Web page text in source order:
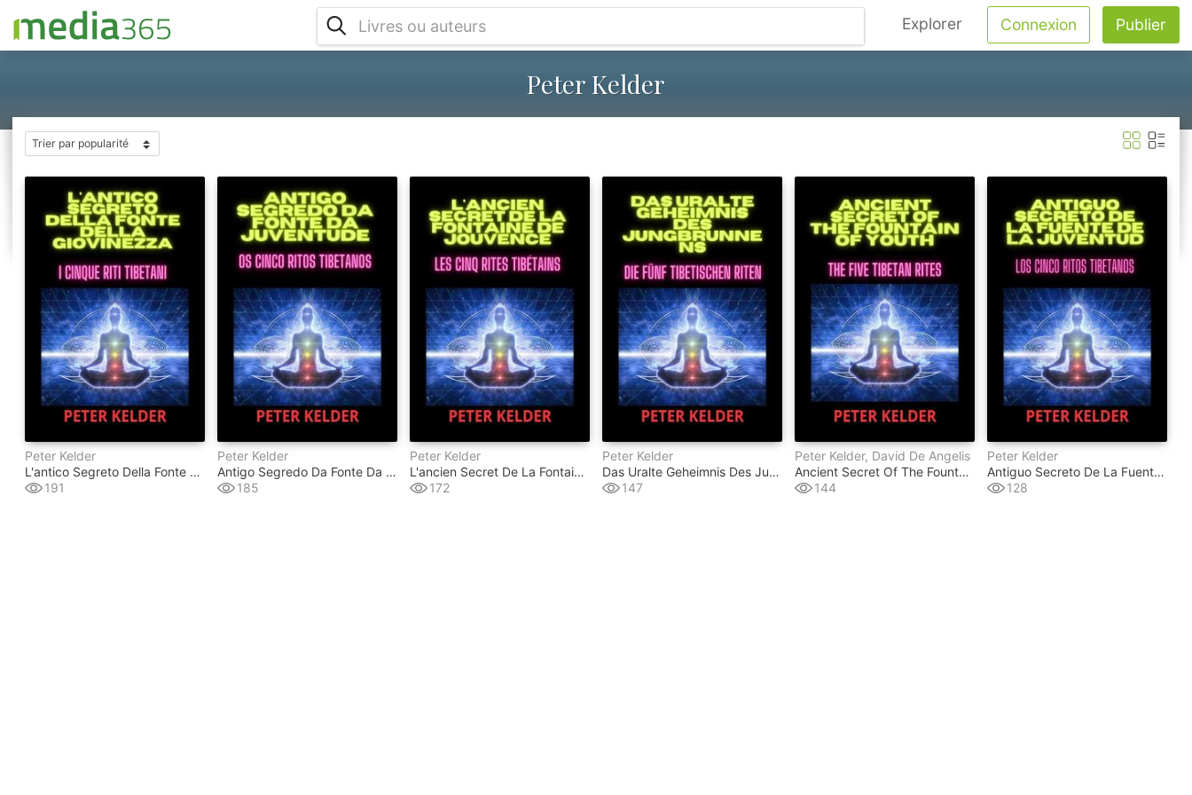
Explorer Connexion Publier
Peter Kelder
Peter Kelder
L'antico Segreto Della Fonte Della Giovinezza (tradotto)
191
Peter Kelder
Antigo Segredo Da Fonte Da Juventude (traduzido)
185
Peter Kelder
L'ancien Secret De La Fontaine De Jouvence (traduit)
172
Peter Kelder
Das Uralte Geheimnis Des Jungbrunnens (übersetzt)
147
Peter Kelder, David De Angelis
Ancient Secret Of The Fountain Of Youth
144
Peter Kelder
Antiguo Secreto De La Fuente De La Juventud (traducido)
128